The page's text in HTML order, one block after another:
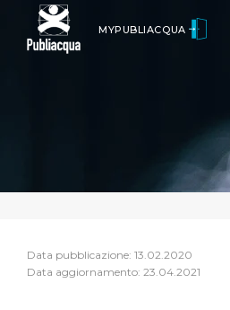
MYPUBLIACQUA
Data pubblicazione: 13.02.2020
Data aggiornamento: 23.04.2021